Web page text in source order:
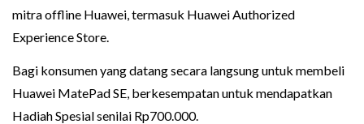
mitra offline Huawei, termasuk Huawei Authorized
Experience Store.
Bagi konsumen yang datang secara langsung untuk membeli
Huawei MatePad SE, berkesempatan untuk mendapatkan
Hadiah Spesial senilai Rp700.000.